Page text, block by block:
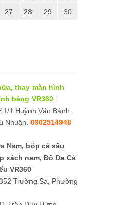
27 28 29
30
thay màn hình
bảng VR360:
1 Huỳnh Văn Bánh,
Nhuận. 0902514948
Nam, bóp cá sấu
xách nam, Đồ Da Cá
VR360
Trường Sa, Phường